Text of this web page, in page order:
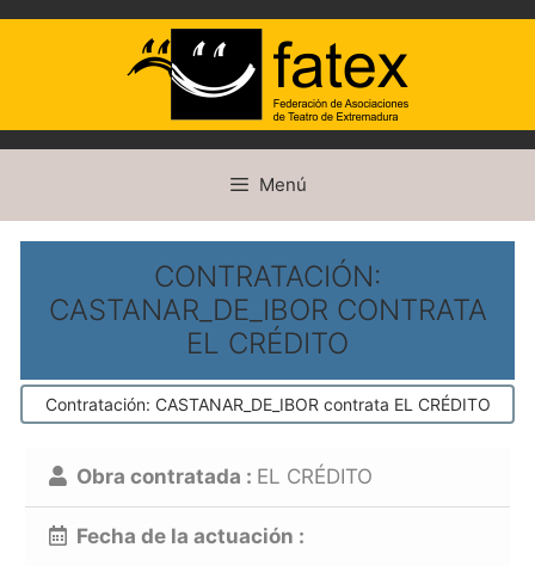
contenido
Menú
CONTRATACIÓN:
CASTANAR_DE_IBOR CONTRATA
EL CRÉDITO
Contratación: CASTANAR_DE_IBOR contrata EL CRÉDITO
Obra contratada : EL CRÉDITO
Fecha de la actuación :